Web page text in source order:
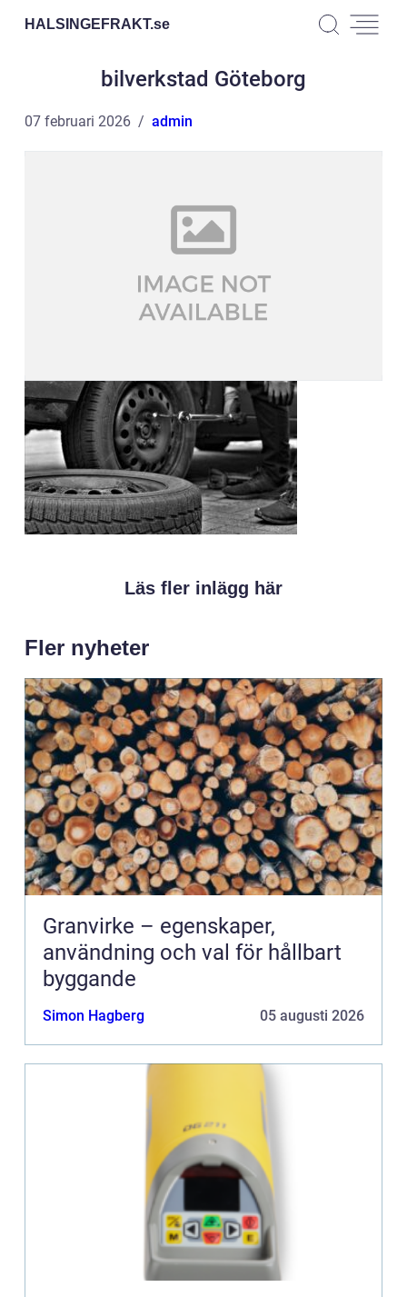
HALSINGEFRAKT.se
bilverkstad Göteborg
07 februari 2026 admin
Läs fler inlägg här
Fler nyheter
Granvirke – egenskaper,
användning och val för hållbart
byggande
Simon Hagberg 05 augusti 2026